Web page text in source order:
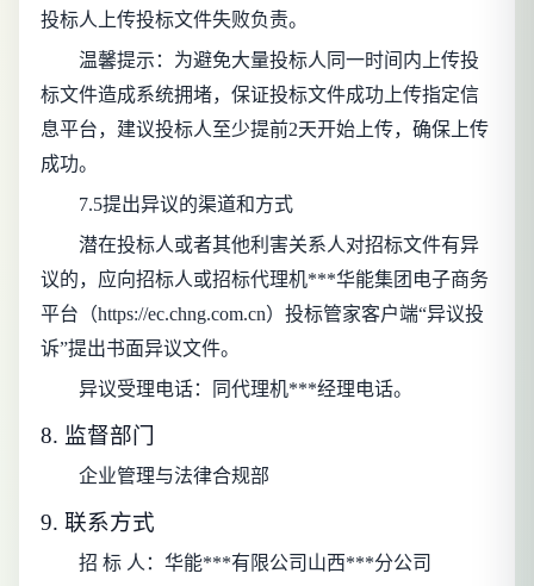
投标人上传投标文件失败负责。
温馨提示：为避免大量投标人同一时间内上传投
标文件造成系统拥堵，保证投标文件成功上传指定信
息平台，建议投标人至少提前2天开始上传，确保上传
成功。
7.5提出异议的渠道和方式
潜在投标人或者其他利害关系人对招标文件有异
议的，应向招标人或招标代理机***华能集团电子商务
平台（https://ec.chng.com.cn）投标管家客户端“异议投
诉”提出书面异议文件。
异议受理电话：同代理机***经理电话。
8. 监督部门
企业管理与法律合规部
9. 联系方式
招 标 人： 华能***有限公司山西***分公司